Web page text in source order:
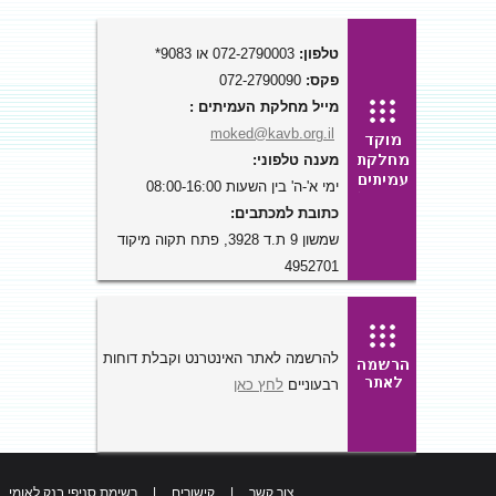
טלפון:
פקס:
מייל מחלקת העמיתים :
moked@kavb.org.il
מענה טלפוני:
ימי א'-ה' בין השעות 08:00-16:00
כתובת למכתבים:
שמשון 9 ת.ד 3928, פתח תקוה מיקוד
4952701
להרשמה לאתר האינטרנט וקבלת דוחות
רבעוניים לחץ כאן
צור קשר קישורים רשימת סניפי בנק לאומי